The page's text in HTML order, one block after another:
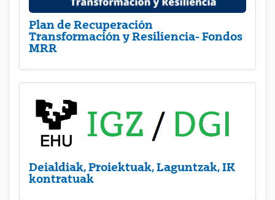
Plan de Recuperación
Transformación y Resiliencia- Fondos
MRR
Deialdiak, Proiektuak, Laguntzak, IK
kontratuak